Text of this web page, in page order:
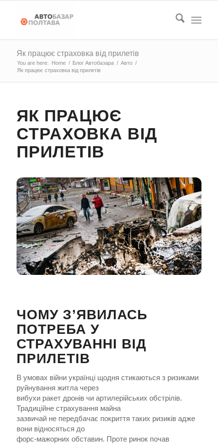
Як працює страховка від прилетів
You are here: Home / Блог Автобазара / Авто /
Як працює страховка від прилетів
ЯК ПРАЦЮЄ
СТРАХОВКА ВІД
ПРИЛЕТІВ
ЧОМУ З’ЯВИЛАСЬ
ПОТРЕБА У
СТРАХУВАННІ ВІД
ПРИЛЕТІВ
В умовах війни українці щодня стикаються з ризиками
руйнування житла через
вибухи ракет дронів чи артилерійських обстрілів.
Традиційне страхування майна
зазвичай не передбачає покриття таких ризиків адже
вони відносяться до
форс-мажорних обставин. Проте ринок почав